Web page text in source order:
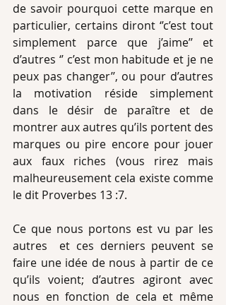
de savoir pourquoi cette marque en
particulier, certains diront ‘’c’est tout
simplement parce que j’aime’’ et
d’autres ‘’ c’est mon habitude et je ne
peux pas changer’’, ou pour d’autres
la motivation réside simplement
dans le désir de paraître et de
montrer aux autres qu’ils portent des
marques ou pire encore pour jouer
aux faux riches (vous rirez mais
malheureusement cela existe comme
le dit Proverbes 13 :7.
Ce que nous portons est vu par les
autres  et ces derniers peuvent se
faire une idée de nous à partir de ce
qu’ils voient; d’autres agiront avec
nous en fonction de cela et même